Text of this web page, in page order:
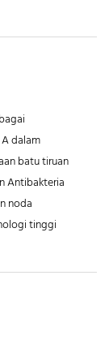
dalam
batu tiruan
Antibakteria
noda
tinggi